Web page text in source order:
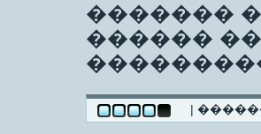
�������
������
|